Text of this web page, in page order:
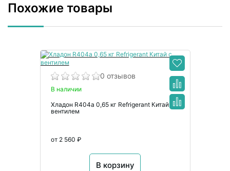
Похожие товары
0 отзывов
В наличии
Хладон R404a 0,65 кг Refrigerant Китай с
вентилем
от 2 560 ₽
В корзину